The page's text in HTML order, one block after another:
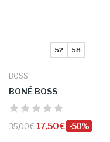
52 58
BOSS
BONÉ BOSS
35,00 € 17,50 € -50%